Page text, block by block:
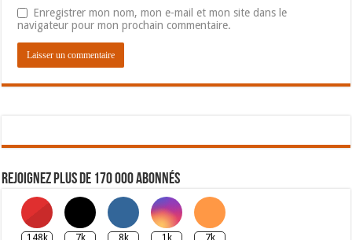
Enregistrer mon nom, mon e-mail et mon site dans le
navigateur pour mon prochain commentaire.
Rejoignez plus de 170 000 abonnés
148k 7k 8k 1k 7k